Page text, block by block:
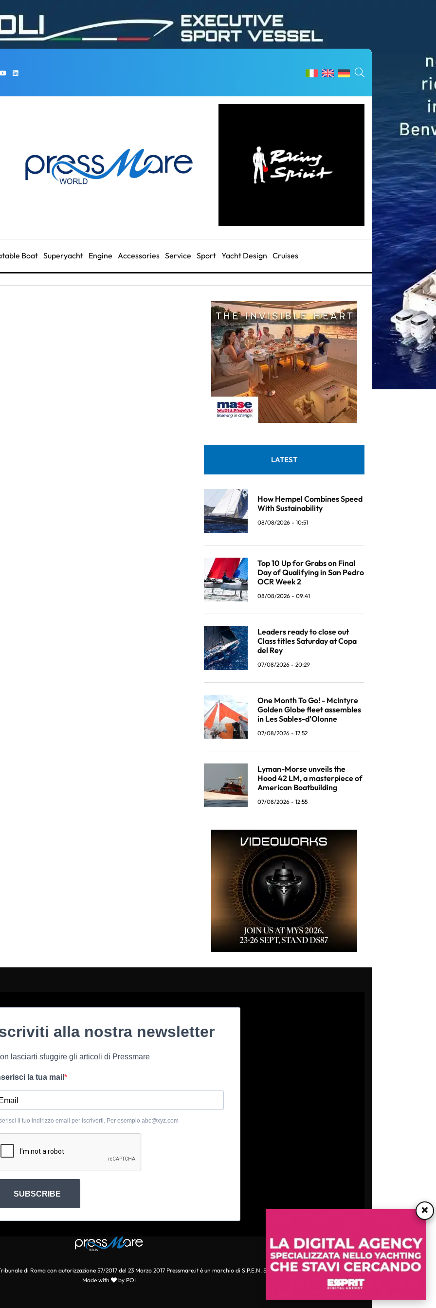
Boat Superyacht Engine Accessories Service Sport Yacht Design Cruises
LATEST
How Hempel Combines Speed
With Sustainability
08/08/2026 - 10:51
Top 10 Up for Grabs on Final
Day of Qualifying in San Pedro
OCR Week 2
08/08/2026 - 09:41
Leaders ready to close out
Class titles Saturday at Copa
del Rey
07/08/2026 - 20:29
One Month To Go! - McIntyre
Golden Globe fleet assembles
in Les Sables-d’Olonne
07/08/2026 - 17:52
Lyman-Morse unveils the
Hood 42 LM, a masterpiece of
American Boatbuilding
07/08/2026 - 12:55
×
alla nostra newsletter
lasciarti sfuggire gli articoli di Pressmare
la tua mail
il tuo indirizzo email per iscriverti. Per esempio abc@xyz.com
SUBSCRIBE
di Roma con autorizzazione 57/2017 del 23 Marzo 2017 Pressmare.it è un marchio di S.P.E.N. Srl - P.IVA 06511641000
Made with
by POI